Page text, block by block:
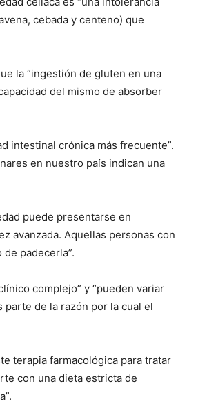
cebada y centeno) que
la “ingestión de gluten en una
del mismo de absorber
intestinal crónica más frecuente”.
en nuestro país indican una
puede presentarse en
avanzada. Aquellas personas con
padecerla”.
complejo” y “pueden variar
parte de la razón por la cual el
terapia farmacológica para tratar
con una dieta estricta de